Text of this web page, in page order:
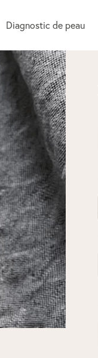
Diagnostic de peau